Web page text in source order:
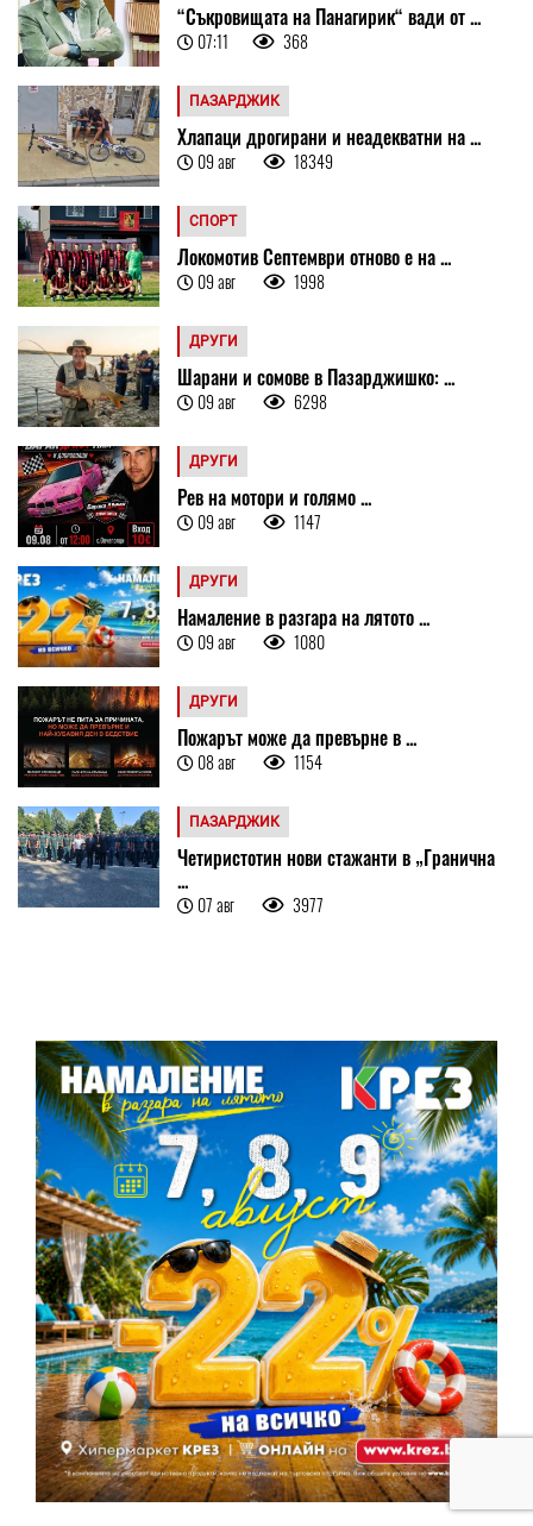
“Съкровищата на Панагирик“ вади от ...
07:11 368
ПАЗАРДЖИК
Хлапаци дрогирани и неадекватни на ...
09 авг 18349
СПОРТ
Локомотив Септември отново е на ...
09 авг 1998
ДРУГИ
Шарани и сомове в Пазарджишко: ...
09 авг 6298
ДРУГИ
Рев на мотори и голямо ...
09 авг 1147
ДРУГИ
Намаление в разгара на лятото ...
09 авг 1080
ДРУГИ
Пожарът може да превърне в ...
08 авг 1154
ПАЗАРДЖИК
Четиристотин нови стажанти в „Гранична
...
07 авг 3977